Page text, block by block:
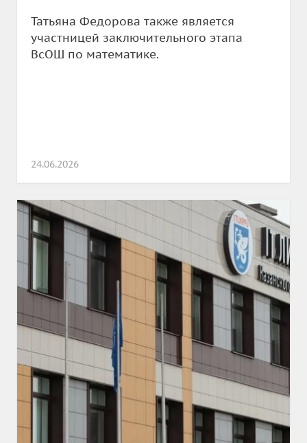
Татьяна Федорова также является
участницей заключительного этапа
ВсОШ по математике.
24.06.2026